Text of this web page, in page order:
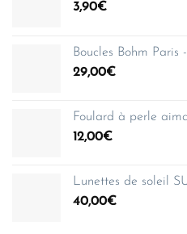
3,90€
Boucles Bohm Paris
29,00€
Foulard à perle
12,00€
Lunettes de soleil
40,00€